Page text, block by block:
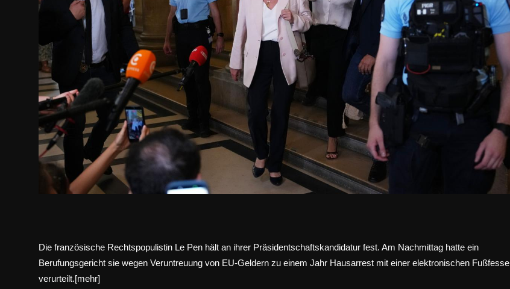
Die französische Rechtspopulistin Le Pen hält an ihrer Präsidentschaftskandidatur fest. Am Nachmittag hatte ein
Berufungsgericht sie wegen Veruntreuung von EU-Geldern zu einem Jahr Hausarrest mit einer elektronischen Fußfessel
verurteilt.[mehr]